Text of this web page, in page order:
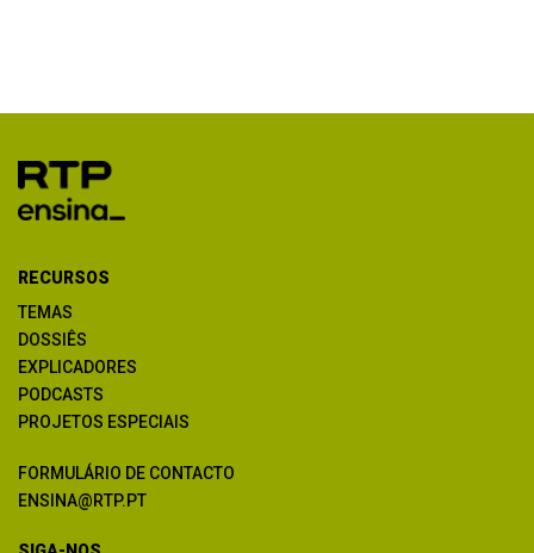
RECURSOS
TEMAS
DOSSIÊS
EXPLICADORES
PODCASTS
PROJETOS ESPECIAIS
FORMULÁRIO DE CONTACTO
ENSINA@RTP.PT